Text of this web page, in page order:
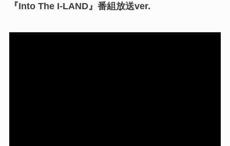
『Into The I-LAND』番組放送ver.